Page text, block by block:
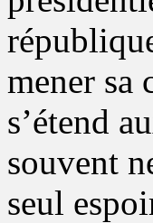
mener sa
s’étend
souvent
seul